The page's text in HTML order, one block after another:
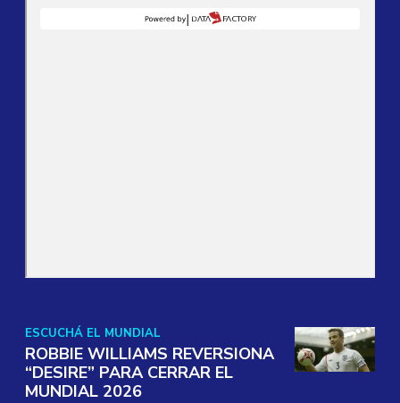
ESCUCHÁ EL MUNDIAL
ROBBIE WILLIAMS REVERSIONA
“DESIRE” PARA CERRAR EL
MUNDIAL 2026